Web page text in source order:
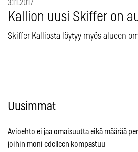
3.11.2017
Kallion uusi Skiffer on
Skiffer Kalliosta löytyy myös alueen
Uusimmat
Avioehto ei jaa omaisuutta eikä määrää
joihin moni edelleen kompastuu